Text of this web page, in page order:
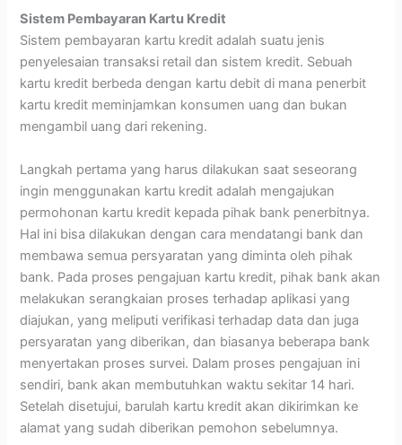
Sistem Pembayaran Kartu Kredit
Sistem pembayaran kartu kredit adalah suatu jenis
penyelesaian transaksi retail dan sistem kredit. Sebuah
kartu kredit berbeda dengan kartu debit di mana penerbit
kartu kredit meminjamkan konsumen uang dan bukan
mengambil uang dari rekening.
Langkah pertama yang harus dilakukan saat seseorang
ingin menggunakan kartu kredit adalah mengajukan
permohonan kartu kredit kepada pihak bank penerbitnya.
Hal ini bisa dilakukan dengan cara mendatangi bank dan
membawa semua persyaratan yang diminta oleh pihak
bank. Pada proses pengajuan kartu kredit, pihak bank akan
melakukan serangkaian proses terhadap aplikasi yang
diajukan, yang meliputi verifikasi terhadap data dan juga
persyaratan yang diberikan, dan biasanya beberapa bank
menyertakan proses survei. Dalam proses pengajuan ini
sendiri, bank akan membutuhkan waktu sekitar 14 hari.
Setelah disetujui, barulah kartu kredit akan dikirimkan ke
alamat yang sudah diberikan pemohon sebelumnya.